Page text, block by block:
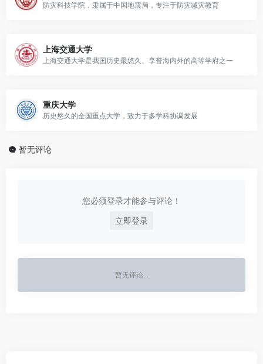
防灾科技学院，隶属于中国地震局，专注于防灾减灾教育
上海交通大学
上海交通大学是我国历史最悠久、享誉海内外的高等学府之一
重庆大学
历史悠久的全国重点大学，致力于多学科协调发展
暂无评论
您必须登录才能参与评论！
立即登录
暂无评论...